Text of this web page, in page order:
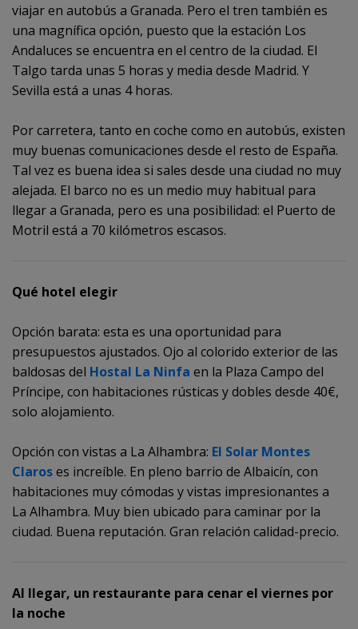
viajar en autobús a Granada. Pero el tren también es
una magnífica opción, puesto que la estación Los
Andaluces se encuentra en el centro de la ciudad. El
Talgo tarda unas 5 horas y media desde Madrid. Y
Sevilla está a unas 4 horas.
Por carretera, tanto en coche como en autobús, existen
muy buenas comunicaciones desde el resto de España.
Tal vez es buena idea si sales desde una ciudad no muy
alejada. El barco no es un medio muy habitual para
llegar a Granada, pero es una posibilidad: el Puerto de
Motril está a 70 kilómetros escasos.
Qué hotel elegir
Opción barata: esta es una oportunidad para
presupuestos ajustados. Ojo al colorido exterior de las
baldosas del Hostal La Ninfa en la Plaza Campo del
Príncipe, con habitaciones rústicas y dobles desde 40€,
solo alojamiento.
Opción con vistas a La Alhambra: El Solar Montes
Claroses increíble. En pleno barrio de Albaicín, con
habitaciones muy cómodas y vistas impresionantes a
La Alhambra. Muy bien ubicado para caminar por la
ciudad. Buena reputación. Gran relación calidad-precio.
Al llegar, un restaurante para cenar el viernes por
la noche